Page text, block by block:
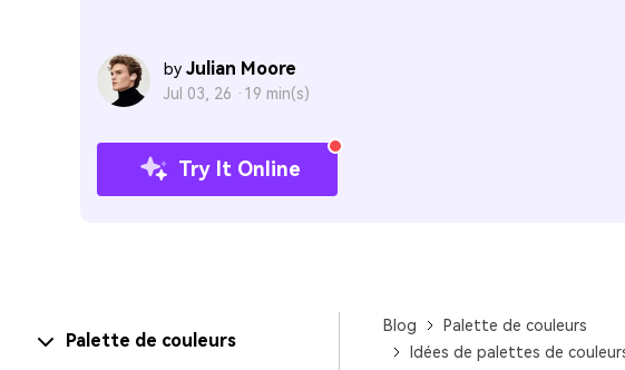
by Julian Moore
Jul 03, 26 · 19 min(s)
Try It Online
Palette de couleurs
Blog
Palette de couleurs
Idées de palettes de